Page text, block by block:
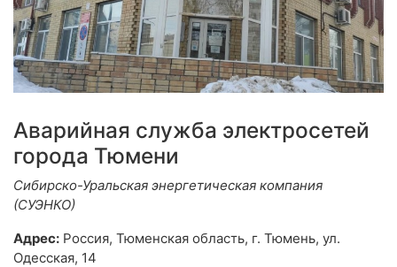
Аварийная служба электросетей
города Тюмени
Сибирско-Уральская энергетическая компания
(СУЭНКО)
Адрес: Россия, Тюменская область, г. Тюмень, ул.
Одесская, 14